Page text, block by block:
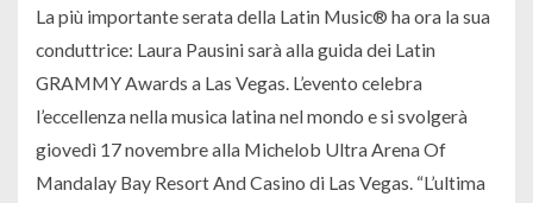
La più importante serata della Latin Music® ha ora la sua
conduttrice: Laura Pausini sarà alla guida dei Latin
GRAMMY Awards a Las Vegas. L’evento celebra
l’eccellenza nella musica latina nel mondo e si svolgerà
giovedì 17 novembre alla Michelob Ultra Arena Of
Mandalay Bay Resort And Casino di Las Vegas. “L’ultima